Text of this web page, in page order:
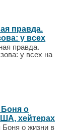
правда.
у всех
Боня о
хейтерах